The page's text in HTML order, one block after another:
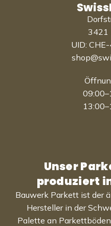
3421
UID:
Unser
produziert
Bauwerk Parkett ist der
Hersteller in der
Palette an